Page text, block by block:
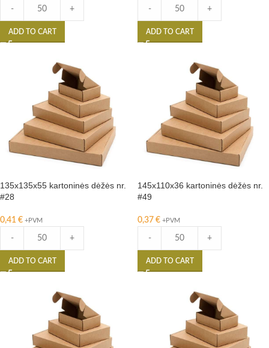
- +
ADD TO CART
- +
ADD TO CART
135x135x55 kartoninės dėžės nr.
#28
0,41 € +PVM
- +
ADD TO CART
145x110x36 kartoninės dėžės nr.
#49
0,37 € +PVM
- +
ADD TO CART